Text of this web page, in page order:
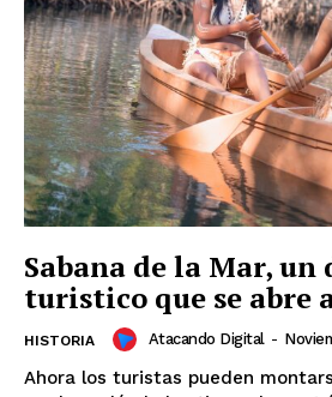
Sabana de la Mar, un
turistico que se abre
HISTORIA Atacando Digital -
Ahora los turistas pueden